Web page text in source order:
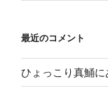
最近のコメント
ひょっこり真鯒に